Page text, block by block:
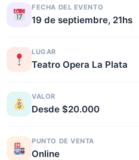
FECHA DEL EVENTO
19 de septiembre, 21hs
LUGAR
Teatro Opera La Plata
VALOR
Desde $20.000
PUNTO DE VENTA
Online